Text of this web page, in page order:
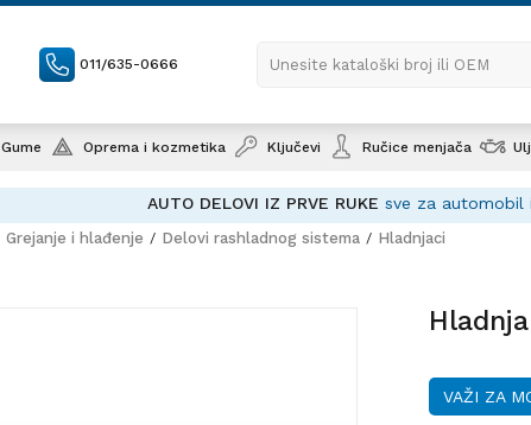
011/635-0666 Unesite kataloški broj ili OEM
Gume Oprema i kozmetika Ključevi Ručice menjača
AUTO DELOVI IZ PRVE RUKE sve za automobil
Grejanje i hlađenje Delovi rashladnog sistema Hladnjaci
VAŽI ZA